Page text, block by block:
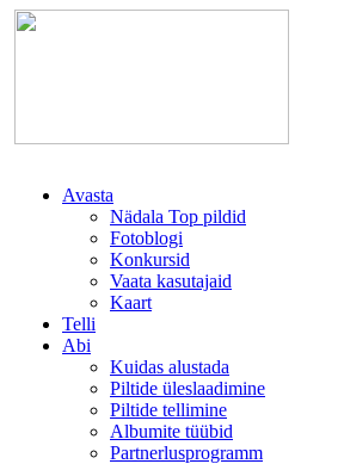
Avasta
Nädala Top pildid
Fotoblogi
Konkursid
Vaata kasutajaid
Kaart
Telli
Abi
Kuidas alustada
Piltide üleslaadimine
Piltide tellimine
Albumite tüübid
Partnerlusprogramm